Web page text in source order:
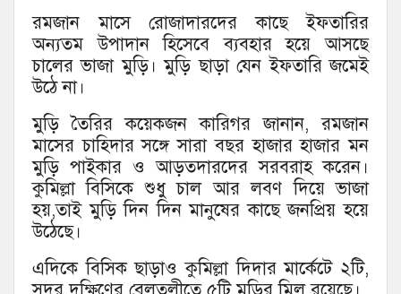
রমজান মাসে রোজাদারদের কাছে ইফতারির
অন্যতম উপাদান হিসেবে ব্যবহার হয়ে আসছে
চালের ভাজা মুড়ি। মুড়ি ছাড়া যেন ইফতারি জমেই
উঠে না।
মুড়ি তৈরির কয়েকজন কারিগর জানান, রমজান
মাসের চাহিদার সঙ্গে সারা বছর হাজার হাজার মন
মুড়ি পাইকার ও আড়তদারদের সরবরাহ করেন।
কুমিল্লা বিসিকে শুধু চাল আর লবণ দিয়ে ভাজা
হয়,তাই মুড়ি দিন দিন মানুষের কাছে জনপ্রিয় হয়ে
উঠেছে।
এদিকে বিসিক ছাড়াও কুমিল্লা দিদার মার্কেটে ২টি,